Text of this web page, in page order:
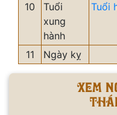
10
Tuổi
xung
hành
Tuổi
11 Ngày kỵ
Xem